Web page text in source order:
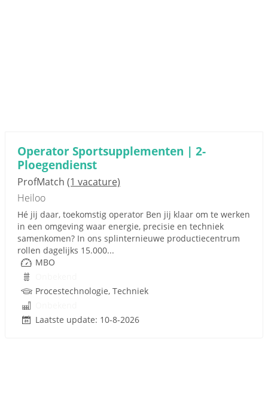
Operator Sportsupplementen | 2-
Ploegendienst
ProfMatch (1 vacature)
Heiloo
Hé jij daar, toekomstig operator Ben jij klaar om te werken
in een omgeving waar energie, precisie en techniek
samenkomen? In ons splinternieuwe productiecentrum
rollen dagelijks 15.000...
MBO
Procestechnologie, Techniek
Laatste update: 10-8-2026